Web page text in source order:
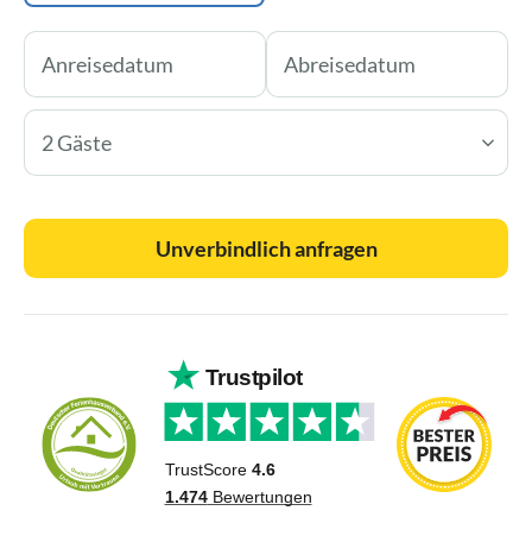
2 Gäste
Unverbindlich anfragen